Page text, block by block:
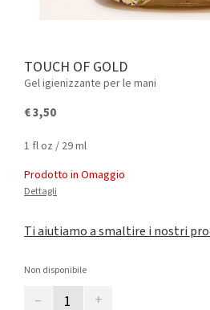
TOUCH OF GOLD
Gel igienizzante per le mani
€ 3,50
1 fl oz / 29 ml
Prodotto in Omaggio
Dettagli
Ti aiutiamo a smaltire i nostri
Non disponibile
– +